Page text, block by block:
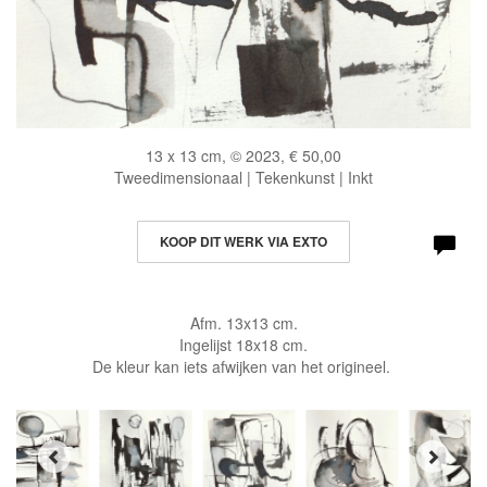
13 x 13 cm, © 2023, € 50,00
Tweedimensionaal | Tekenkunst | Inkt
KOOP DIT WERK VIA EXTO
Afm. 13x13 cm.
Ingelijst 18x18 cm.
De kleur kan iets afwijken van het origineel.